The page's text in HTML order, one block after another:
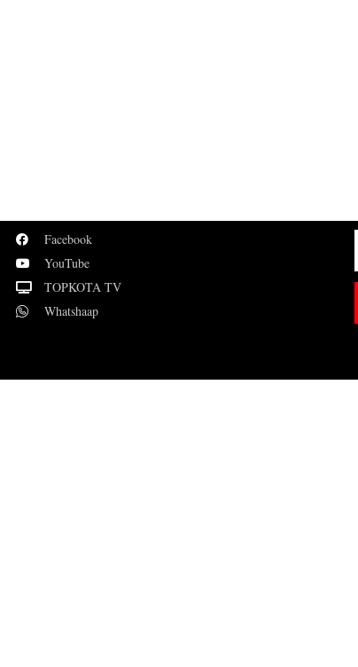
Facebook
YouTube
TOPKOTA TV
Whatshaap